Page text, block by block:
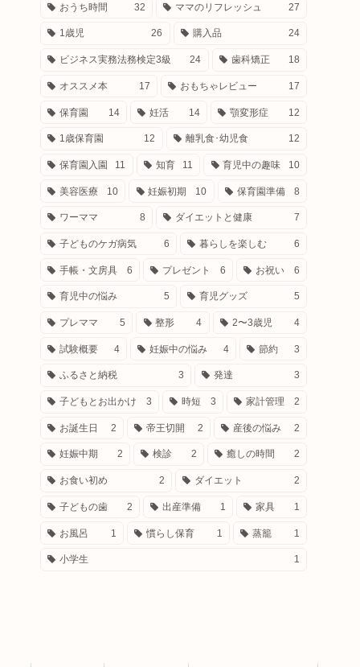
おうち時間 32 ママのリフレッシュ 27
1歳児 26 購入品 24
ビジネス実務法務検定3級 24 歯科矯正 18
オススメ本 17 おもちゃレビュー 17
保育園 14 妊活 14 顎変形症 12
1歳保育園 12 離乳食･幼児食 12
保育園入園 11 知育 11 育児中の趣味 10
美容医療 10 妊娠初期 10 保育園準備 8
ワーママ 8 ダイエットと健康 7
子どものケガ病気 6 暮らしを楽しむ 6
手帳・文房具 6 プレゼント 6 お祝い 6
育児中の悩み 5 育児グッズ 5
プレママ 5 整形 4 2〜3歳児 4
試験概要 4 妊娠中の悩み 4 節約 3
ふるさと納税 3 発達 3
子どもとお出かけ 3 時短 3 家計管理 2
お誕生日 2 帝王切開 2 産後の悩み 2
妊娠中期 2 検診 2 癒しの時間 2
お食い初め 2 ダイエット 2
子どもの歯 2 出産準備 1 家具 1
お風呂 1 慣らし保育 1 蒸籠 1
小学生 1